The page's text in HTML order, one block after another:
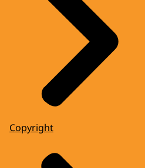
Copyright